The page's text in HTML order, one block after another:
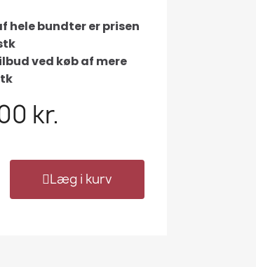
hele bundter er prisen
ved køb af mere
kr.
Læg i kurv